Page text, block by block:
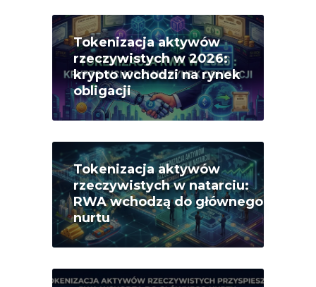
Tokenizacja aktywów
rzeczywistych w 2026:
krypto wchodzi na rynek
obligacji
Tokenizacja aktywów
rzeczywistych w natarciu:
RWA wchodzą do głównego
nurtu